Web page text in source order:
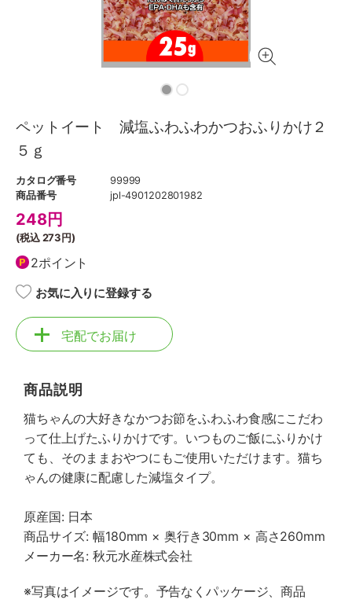
ペットイート 減塩ふわふわかつおふりかけ２
５ｇ
カタログ番号
99999
商品番号
jpl-4901202801982
248円
(税込273円)
2ポイント
お気に入りに登録する
宅配でお届け
商品説明
猫ちゃんの大好きなかつお節をふわふわ食感にこだわ
って仕上げたふりかけです。いつものご飯にふりかけ
ても、そのままおやつにもご使用いただけます。猫ち
ゃんの健康に配慮した減塩タイプ。
原産国: 日本
商品サイズ: 幅180mm × 奥行き30mm × 高さ260mm
メーカー名: 秋元水産株式会社
※写真はイメージです。予告なくパッケージ、商品